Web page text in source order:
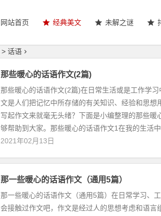
网站首页 经典美文 未解之谜
> 话语
那些暖心的话语作文(2篇)
那些暖心的话语作文(2篇)在日常生活或是工作学
文是人们把记忆中所存储的有关知识、经验和思想
写起作文来就毫无头绪？下面是小编整理的那些暖
够帮助到大家。那些暖心的话语作文1在我的生活
2021年02月13日
那一些暖心的话语作文（通用5篇）
那一些暖心的话语作文（通用5篇）在日常学习、
会接触过作文吧，作文是经过人的思想考虑和语言